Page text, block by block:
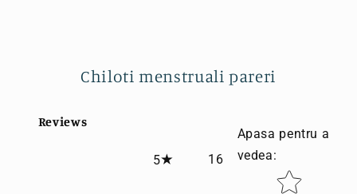
Chiloti menstruali pareri
Reviews
5 16
Apasa pentru a
vedea:
Star rating